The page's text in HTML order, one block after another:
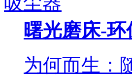
曙光磨床-
为何而生：